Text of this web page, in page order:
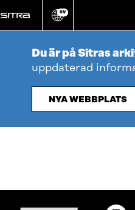
direkt
till
Ändra
språk
SV
Du är på Sitras
uppdaterad
NYA WEBBPLATS